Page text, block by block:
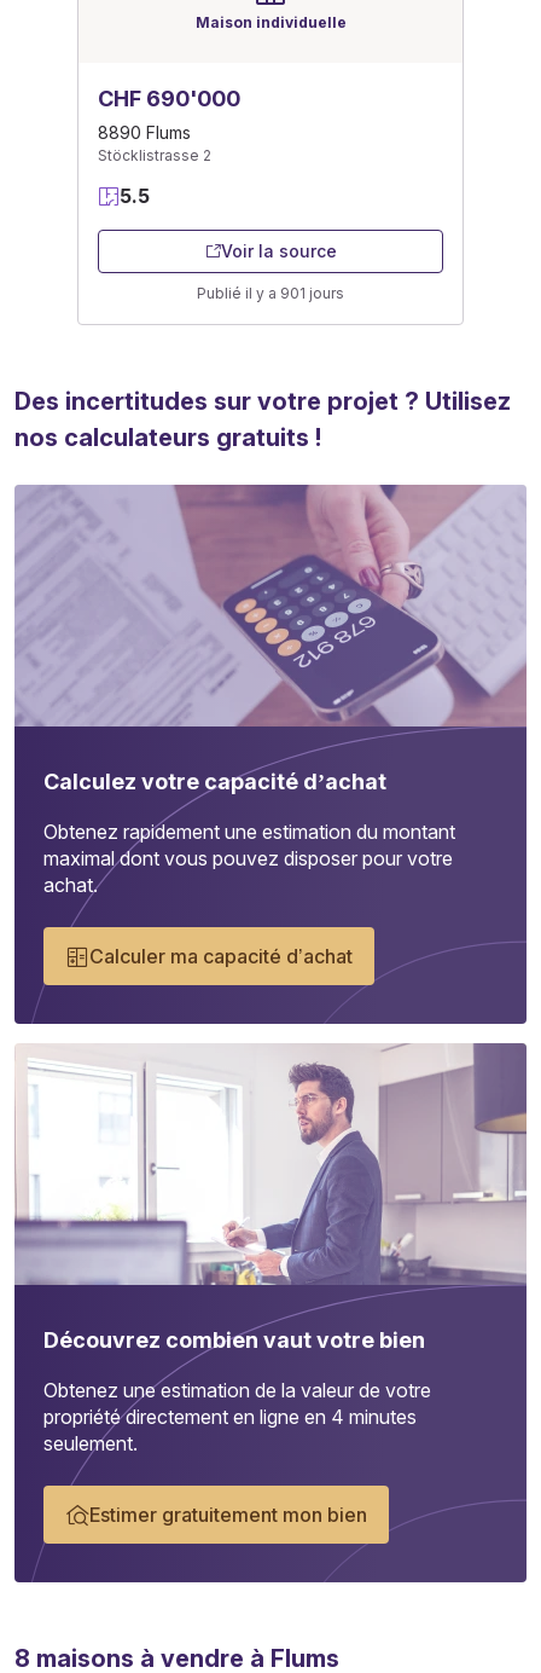
Maison individuelle
CHF 690'000
8890 Flums
Stöcklistrasse 2
5.5
Voir la source
Publié il y a 901 jours
Des incertitudes sur votre projet ? Utilisez
nos calculateurs gratuits !
Calculez votre capacité d’achat
Obtenez rapidement une estimation du montant
maximal dont vous pouvez disposer pour votre
achat.
Calculer ma capacité d’achat
Découvrez combien vaut votre bien
Obtenez une estimation de la valeur de votre
propriété directement en ligne en 4 minutes
seulement.
Estimer gratuitement mon bien
8 maisons à vendre à Flums